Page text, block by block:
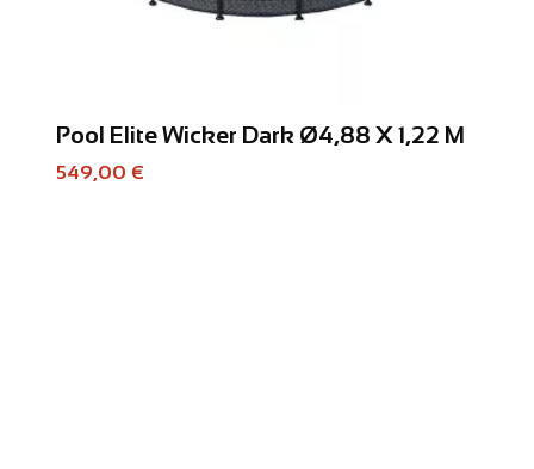
Pool Elite Wicker Dark Ø4,88 X 1,22 M
549,00 €